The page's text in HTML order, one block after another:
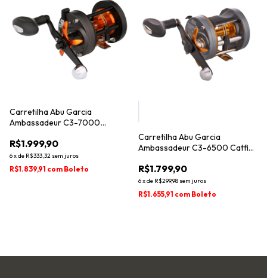
Carretilha Abu Garcia
Ambassadeur C3-7000
R$1.999,90
6xde R$333,32 sem juros
R$1.839,91 com Boleto
Carretilha Abu Garcia
Ambassadeur C3-6500 Catfish
R$1.799,90
6xde R$299,98 sem juros
R$1.655,91 com Boleto